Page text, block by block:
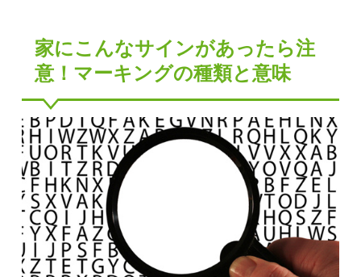
家にこんなサインがあったら注
意！マーキングの種類と意味